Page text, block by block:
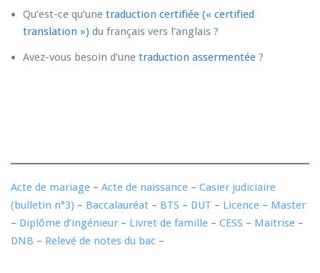
Qu’est-ce qu’une traduction certifiée (« certified
translation ») du français vers l’anglais ?
Avez-vous besoin d’une traduction assermentée ?
Acte de mariage – Acte de naissance – Casier judiciaire
(bulletin n°3) – Baccalauréat – BTS – DUT – Licence – Master
– Diplôme d’ingénieur – Livret de famille – CESS – Maitrise –
DNB – Relevé de notes du bac –